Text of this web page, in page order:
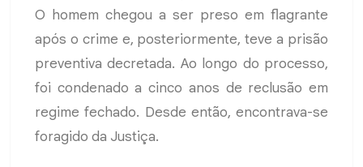
O homem chegou a ser preso em flagrante
após o crime e, posteriormente, teve a prisão
preventiva decretada. Ao longo do processo,
foi condenado a cinco anos de reclusão em
regime fechado. Desde então, encontrava-se
foragido da Justiça.